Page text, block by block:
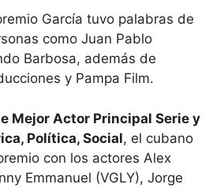
García tuvo palabras de
como Juan Pablo
Barbosa, además de
y Pampa Film.
Mejor Actor Principal Serie y
Política, Social, el cubano
con los actores Alex
Emmanuel (VGLY), Jorge